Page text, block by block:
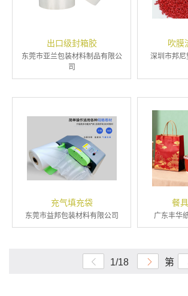
出口级封箱胶
东莞市亚兰包装材料制品有限公
司
吹膜
深圳市邦尼
充气填充袋
东莞市益邦包装材料有限公司
餐
广东丰华
1/18 第